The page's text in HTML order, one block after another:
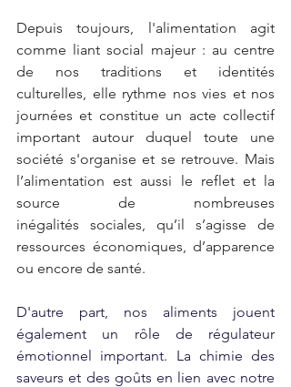
Depuis toujours, l'alimentation agit
comme liant social majeur : au centre
de nos traditions et identités
culturelles, elle rythme nos vies et nos
journées et constitue un acte collectif
important autour duquel toute une
société s'organise et se retrouve. Mais
l’alimentation est aussi le reflet et la
source de nombreuses
inégalités sociales, qu’il s’agisse de
ressources économiques, d’apparence
ou encore de santé.
D'autre part, nos aliments jouent
également un rôle de régulateur
émotionnel important. La chimie des
saveurs et des goûts en lien avec notre